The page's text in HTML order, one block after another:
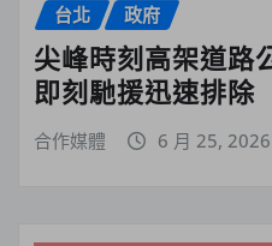
台北 政府
尖峰時刻高架道路
即刻馳援迅速排除
合作媒體 6 月 25, 2026